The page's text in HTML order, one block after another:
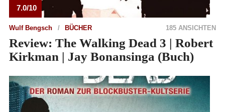
7.0/10
Wulf Bengsch BÜCHER 185 ANSICHTEN
Review: The Walking Dead 3 | Robert
Kirkman | Jay Bonansinga (Buch)